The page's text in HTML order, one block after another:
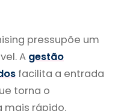
pressupõe um
A gestão
facilita a entrada
torna o
mais rápido.